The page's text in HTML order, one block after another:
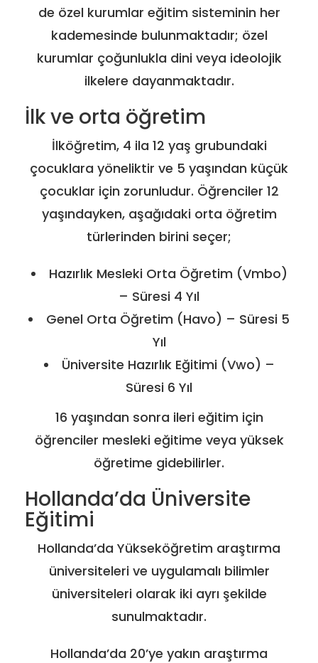
de özel kurumlar eğitim sisteminin her
kademesinde bulunmaktadır; özel
kurumlar çoğunlukla dini veya ideolojik
ilkelere dayanmaktadır.
İlk ve orta öğretim
İlköğretim, 4 ila 12 yaş grubundaki
çocuklara yöneliktir ve 5 yaşından küçük
çocuklar için zorunludur. Öğrenciler 12
yaşındayken, aşağıdaki orta öğretim
türlerinden birini seçer;
Hazırlık Mesleki Orta Öğretim (Vmbo)
– Süresi 4 Yıl
Genel Orta Öğretim (Havo) – Süresi 5
Yıl
Üniversite Hazırlık Eğitimi (Vwo) –
Süresi 6 Yıl
16 yaşından sonra ileri eğitim için
öğrenciler mesleki eğitime veya yüksek
öğretime gidebilirler.
Hollanda’da Üniversite
Eğitimi
Hollanda’da Yükseköğretim araştırma
üniversiteleri ve uygulamalı bilimler
üniversiteleri olarak iki ayrı şekilde
sunulmaktadır.
Hollanda’da 20’ye yakın araştırma